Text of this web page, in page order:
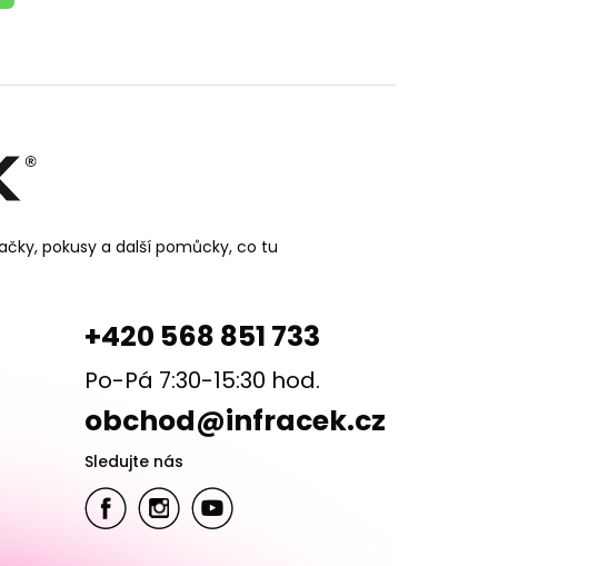
pokusy a další pomůcky, co tu
+420 568 851 733
Po-Pá 7:30-15:30 hod.
obchod@infracek.cz
Sledujte nás